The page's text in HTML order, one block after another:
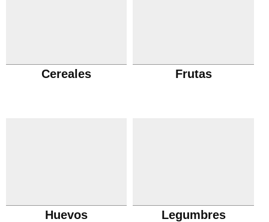
Cereales Frutas
Huevos Legumbres